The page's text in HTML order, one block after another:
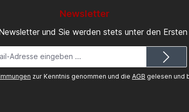
Newsletter
und Sie werden stets unter den
Mail-
Adresse*
zur Kenntnis genommen und die AGB gelesen und